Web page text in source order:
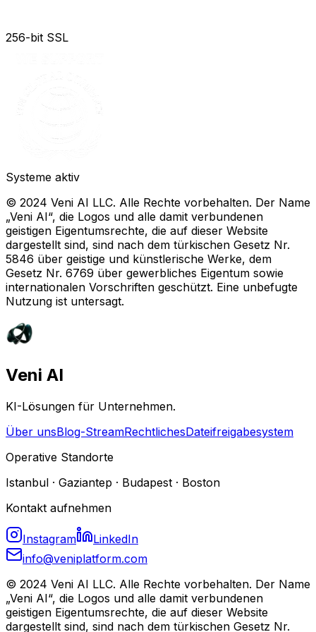
256-bit SSL
Systeme aktiv
© 2024 Veni AI LLC. Alle Rechte vorbehalten. Der Name
„Veni AI“, die Logos und alle damit verbundenen
geistigen Eigentumsrechte, die auf dieser Website
dargestellt sind, sind nach dem türkischen Gesetz Nr.
5846 über geistige und künstlerische Werke, dem
Gesetz Nr. 6769 über gewerbliches Eigentum sowie
internationalen Vorschriften geschützt. Eine unbefugte
Nutzung ist untersagt.
Veni AI
KI-Lösungen für Unternehmen.
Über unsBlog-StreamRechtlichesDateifreigabesystem
Operative Standorte
Istanbul · Gaziantep · Budapest · Boston
Kontakt aufnehmen
Instagram
LinkedIn
info@veniplatform.com
© 2024 Veni AI LLC. Alle Rechte vorbehalten. Der Name
„Veni AI“, die Logos und alle damit verbundenen
geistigen Eigentumsrechte, die auf dieser Website
dargestellt sind, sind nach dem türkischen Gesetz Nr.